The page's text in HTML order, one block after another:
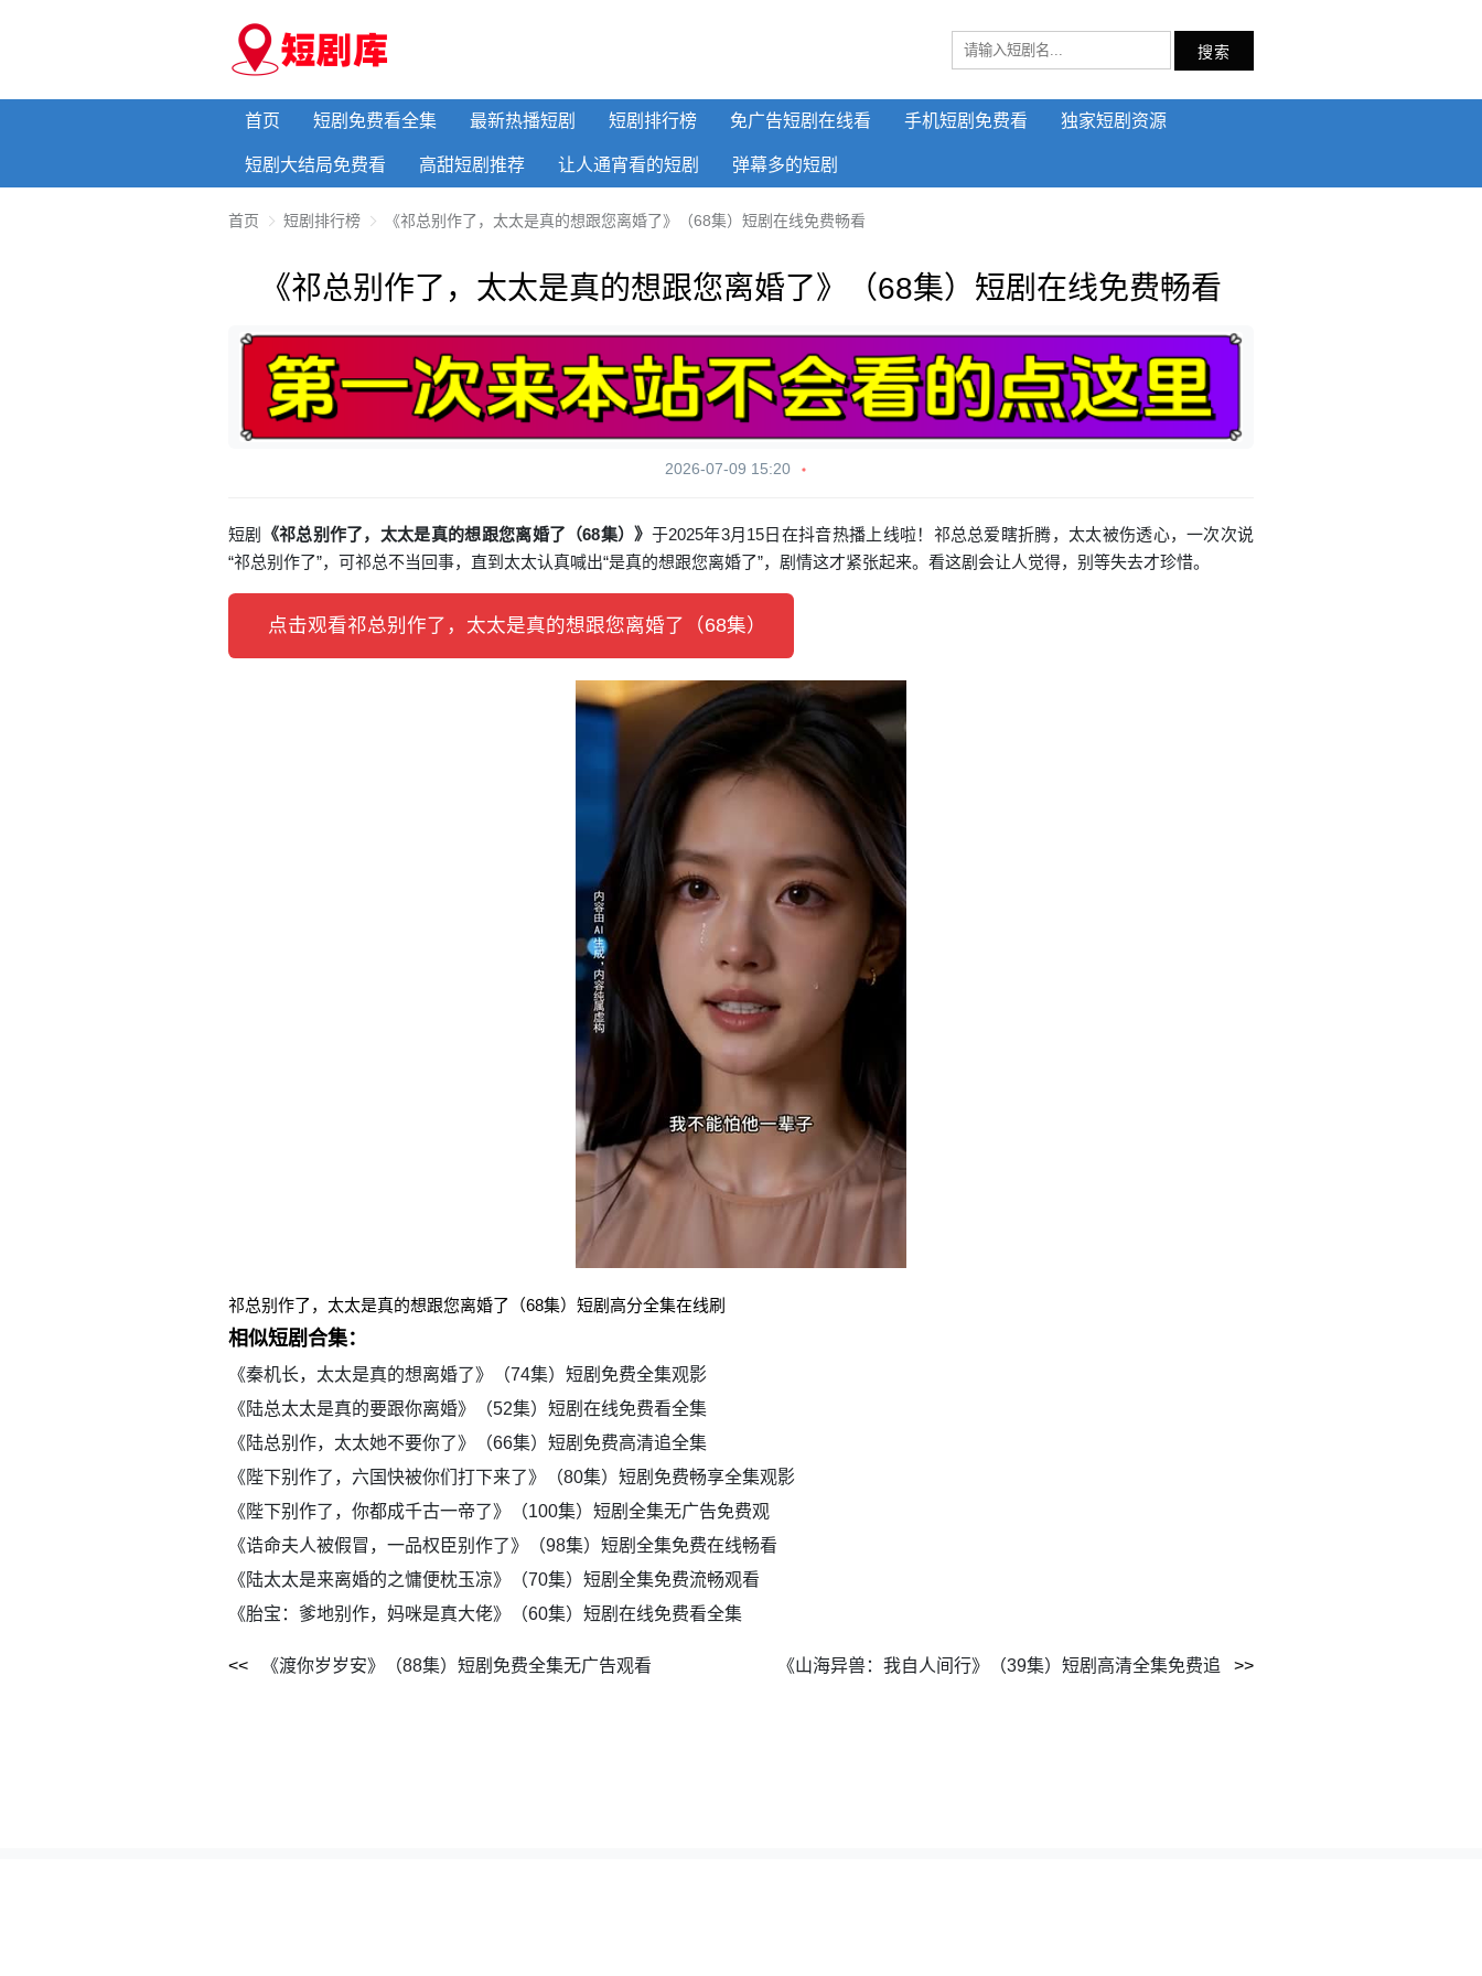
搜索
首页 短剧免费看全集 最新热播短剧 短剧排行榜 免广告短剧在线看 手机短剧免费看 独家短剧资源
短剧大结局免费看 高甜短剧推荐 让人通宵看的短剧 弹幕多的短剧
首页 短剧排行榜 《祁总别作了，太太是真的想跟您离婚了》（68集）短剧在线免费畅看
《祁总别作了，太太是真的想跟您离婚了》（68集）短剧在线免费畅看
2026-07-09 15:20
短剧 《祁总别作了，太太是真的想跟您离婚了（68集）》 于2025年3月15日在抖音热播上线啦！祁总总爱瞎折腾，太太被伤透心，一次次说
“祁总别作了”，可祁总不当回事，直到太太认真喊出“是真的想跟您离婚了”，剧情这才紧张起来。看这剧会让人觉得，别等失去才珍惜。
点击观看祁总别作了，太太是真的想跟您离婚了（68集）
祁总别作了，太太是真的想跟您离婚了（68集）短剧高分全集在线刷
相似短剧合集：
《秦机长，太太是真的想离婚了》（74集）短剧免费全集观影
《陆总太太是真的要跟你离婚》（52集）短剧在线免费看全集
《陆总别作，太太她不要你了》（66集）短剧免费高清追全集
《陛下别作了，六国快被你们打下来了》（80集）短剧免费畅享全集观影
《陛下别作了，你都成千古一帝了》（100集）短剧全集无广告免费观
《诰命夫人被假冒，一品权臣别作了》（98集）短剧全集免费在线畅看
《陆太太是来离婚的之慵便枕玉凉》（70集）短剧全集免费流畅观看
《胎宝：爹地别作，妈咪是真大佬》（60集）短剧在线免费看全集
《渡你岁岁安》（88集）短剧免费全集无广告观看 《山海异兽：我自人间行》（39集）短剧高清全集免费追